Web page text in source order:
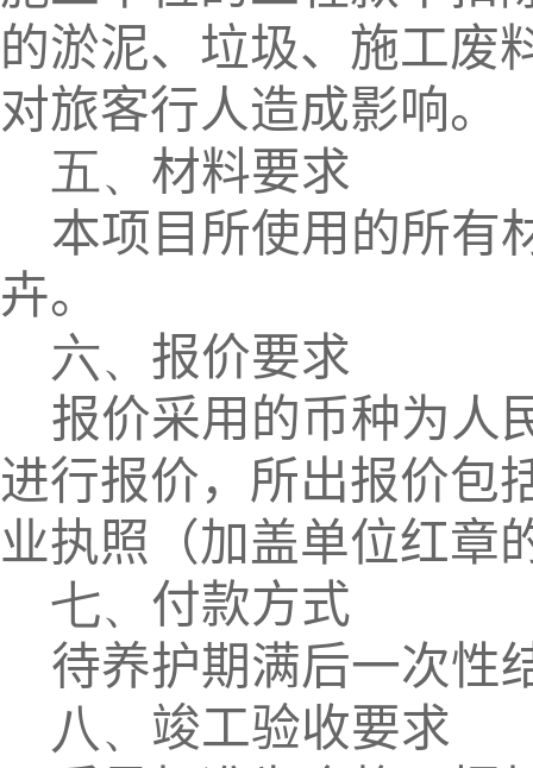
的淤泥、垃圾、施工废
对旅客行人造成影响。
五、 材料要求
本项目所使用的所有
卉。
六、 报价要求
报价采用的币种为人
进行报价，所出报价包
业执照（加盖单位红章
七、 付款方式
待养护期满后一次性
八、 竣工验收要求